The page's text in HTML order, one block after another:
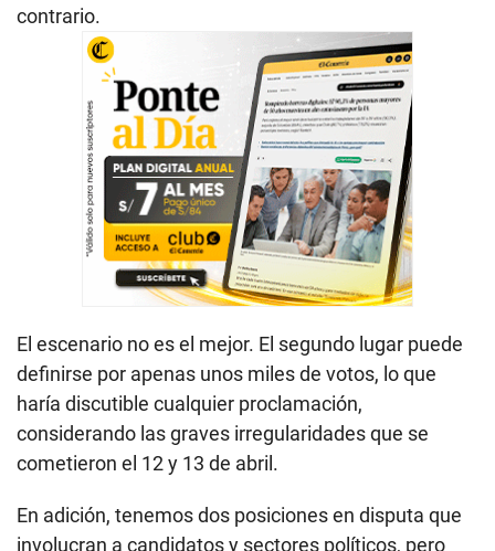
contrario.
El escenario no es el mejor. El segundo lugar puede
definirse por apenas unos miles de votos, lo que
haría discutible cualquier proclamación,
considerando las graves irregularidades que se
cometieron el 12 y 13 de abril.
En adición, tenemos dos posiciones en disputa que
involucran a candidatos y sectores políticos, pero